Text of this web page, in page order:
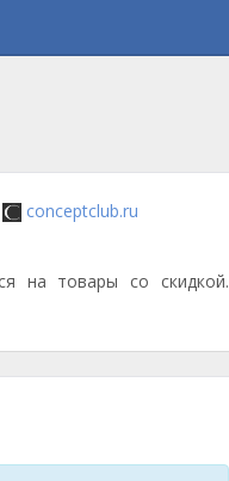
conceptclub.ru
на товары со скидкой.